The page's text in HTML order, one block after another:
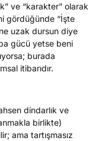
ve “karakter” olarak
gördüğünde “İşte
uzak dursun diye
gücü yetse beni
burada
itibarıdır.
dindarlık ve
birlikte)
ama tartışmasız